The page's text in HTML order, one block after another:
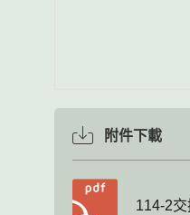
附件下載
114-2